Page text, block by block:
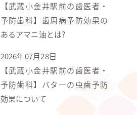
【武蔵小金井駅前の歯医者・
予防歯科】歯周病予防効果の
あるアマニ油とは?
2026年07月28日
【武蔵小金井駅前の歯医者・
予防歯科】バターの虫歯予防
効果について